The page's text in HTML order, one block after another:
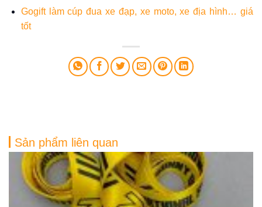
Gogift làm cúp đua xe đạp, xe moto, xe địa hình… giá
tốt
Sản phẩm liên quan